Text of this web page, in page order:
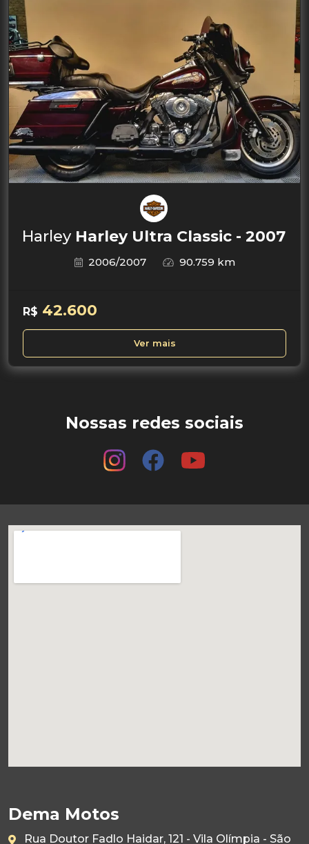
Harley Harley Ultra Classic - 2007
2006/2007 90.759 km
R$ 42.600
Ver mais
Nossas redes sociais
Dema Motos
Rua Doutor Fadlo Haidar, 121 - Vila Olímpia - São